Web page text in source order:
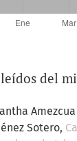
del
Sotero,